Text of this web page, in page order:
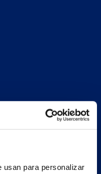
usan para personalizar